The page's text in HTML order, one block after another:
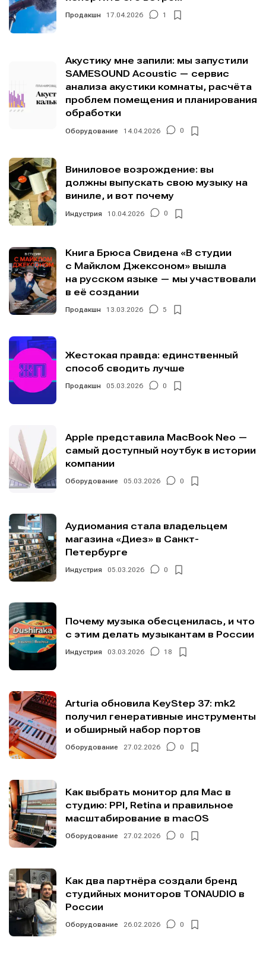
Продакшн 17.04.2026 1
Акустику мне запили: мы запустили
SAMESOUND Acoustic — сервис
анализа акустики комнаты, расчёта
проблем помещения и планирования
обработки
Оборудование 14.04.2026 0
Виниловое возрождение: вы
должны выпускать свою музыку на
виниле, и вот почему
Индустрия 10.04.2026 0
Книга Брюса Свидена «В студии
с Майклом Джексоном» вышла
на русском языке — мы участвовали
в её создании
Продакшн 13.03.2026 5
Жестокая правда: единственный
способ сводить лучше
Продакшн 05.03.2026 0
Apple представила MacBook Neo —
самый доступный ноутбук в истории
компании
Оборудование 05.03.2026 0
Аудиомания стала владельцем
магазина «Диез» в Санкт-
Петербурге
Индустрия 05.03.2026 0
Почему музыка обесценилась, и что
с этим делать музыкантам в России
Индустрия 03.03.2026 18
Arturia обновила KeyStep 37: mk2
получил генеративные инструменты
и обширный набор портов
Оборудование 27.02.2026 0
Как выбрать монитор для Mac в
студию: PPI, Retina и правильное
масштабирование в macOS
Оборудование 27.02.2026 0
Как два партнёра создали бренд
студийных мониторов TONAUDIO в
России
Оборудование 26.02.2026 0